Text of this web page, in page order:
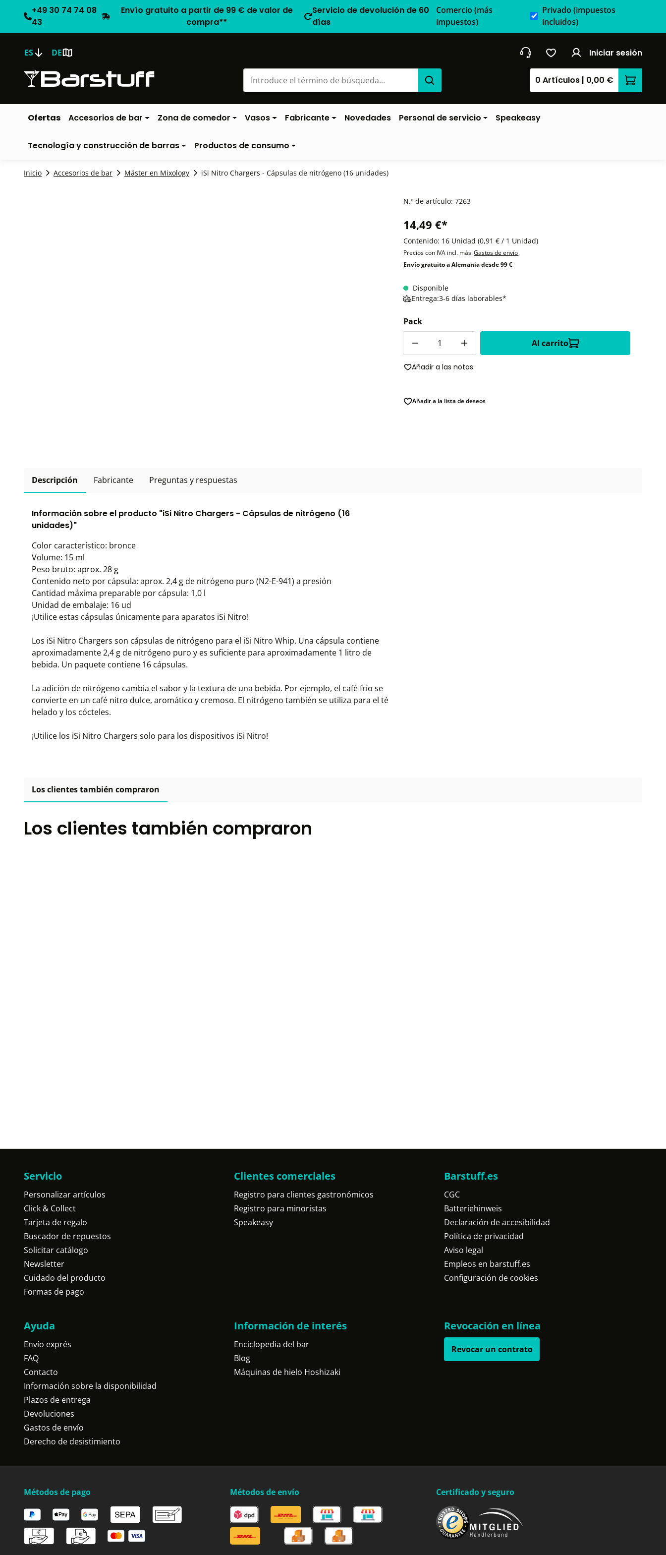
+49 30 74 74 08
43
Envío gratuito a partir de 99 € de valor de
compra**
Servicio de devolución de 60
días
Comercio (más
impuestos)
Privado (impuestos
incluidos)
ES DE Iniciar sesión
0 Artículos | 0,00 € El
Ofertas Accesorios de bar Zona de comedor Vasos Fabricante Novedades Personal de servicio Speakeasy
Tecnología y construcción de barras Productos de consumo
Inicio Accesorios de bar Máster en Mixology iSi Nitro Chargers - Cápsulas de nitrógeno (16 unidades)
N.º de artículo: 7263
14,49 €*
Contenido: 16 Unidad (0,91 € / 1 Unidad)
Precios con IVA incl. más Gastos de envío,
Envío gratuito a Alemania desde 99 €
Disponible
Entrega:3-6 días laborables*
Pack
Al carrito
Añadir a las notas
Añadir a la lista de deseos
Descripción Fabricante Preguntas y respuestas
Información sobre el producto "iSi Nitro Chargers - Cápsulas de nitrógeno (16
unidades)"
Color característico: bronce
Volume: 15 ml
Peso bruto: aprox. 28 g
Contenido neto por cápsula: aprox. 2,4 g de nitrógeno puro (N2-E-941) a presión
Cantidad máxima preparable por cápsula: 1,0 l
Unidad de embalaje: 16 ud
¡Utilice estas cápsulas únicamente para aparatos iSi Nitro!
Los iSi Nitro Chargers son cápsulas de nitrógeno para el iSi Nitro Whip. Una cápsula contiene
aproximadamente 2,4 g de nitrógeno puro y es suficiente para aproximadamente 1 litro de
bebida. Un paquete contiene 16 cápsulas.
La adición de nitrógeno cambia el sabor y la textura de una bebida. Por ejemplo, el café frío se
convierte en un café nitro dulce, aromático y cremoso. El nitrógeno también se utiliza para el té
helado y los cócteles.
¡Utilice los iSi Nitro Chargers solo para los dispositivos iSi Nitro!
Los clientes también compraron
Los clientes también compraron
Servicio
Personalizar artículos
Click & Collect
Tarjeta de regalo
Buscador de repuestos
Solicitar catálogo
Newsletter
Cuidado del producto
Formas de pago
Clientes comerciales
Registro para clientes gastronómicos
Registro para minoristas
Speakeasy
Barstuff.es
CGC
Batteriehinweis
Declaración de accesibilidad
Política de privacidad
Aviso legal
Empleos en barstuff.es
Configuración de cookies
Ayuda
Envío exprés
FAQ
Contacto
Información sobre la disponibilidad
Plazos de entrega
Devoluciones
Gastos de envío
Derecho de desistimiento
Información de interés
Enciclopedia del bar
Blog
Máquinas de hielo Hoshizaki
Revocación en línea
Revocar un contrato
Métodos de pago Métodos de envío Certificado y seguro